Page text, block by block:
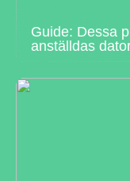
Guide: Dessa
anställdas